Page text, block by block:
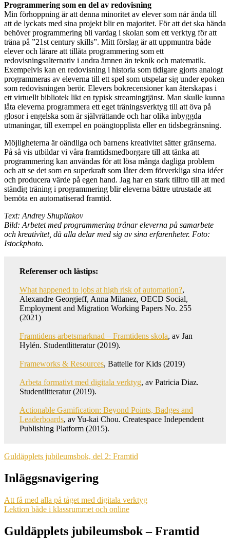
Programmering som en del av redovisning
Min förhoppning är att denna minoritet av elever som når ända till
att de lyckats med sina projekt blir en majoritet. För att det ska hända
behöver programmering bli vardag i skolan som ett verktyg för att
träna på ”21st century skills”. Mitt förslag är att uppmuntra både
elever och lärare att tillåta programmering som ett
redovisningsalternativ i andra ämnen än teknik och matematik.
Exempelvis kan en redovisning i historia som tidigare gjorts analogt
programmeras av eleverna till ett spel som utspelar sig under epoken
som redovisningen berör. Elevers bokrecensioner kan återskapas i
ett virtuellt bibliotek likt en typisk streamingtjänst. Man skulle kunna
låta eleverna programmera ett eget träningsverktyg till att öva på
glosor i engelska som är självrättande och har olika inbyggda
utmaningar, till exempel en poängtopplista eller en tidsbegränsning.
Möjligheterna är oändliga och barnens kreativitet sätter gränserna.
På så vis utbildar vi våra framtidsmedborgare till att tänka att
programmering kan användas för att lösa många dagliga problem
och att se det som en superkraft som låter dem förverkliga sina idéer
och producera värde på egen hand. Jag har en stark tilltro till att med
ständig träning i programmering blir eleverna bättre utrustade att
bemöta en automatiserad framtid.
Text: Andrey Shupliakov
Bild: Arbetet med programmering tränar eleverna på samarbete
och kreativitet, då alla delar med sig av sina erfarenheter. Foto:
Istockphoto.
Referenser och lästips:
What happened to jobs at high risk of automation?,
Alexandre Georgieff, Anna Milanez, OECD Social,
Employment and Migration Working Papers No. 255
(2021)
Framtidens arbetsmarknad – Framtidens skola, av Jan
Hylén. Studentlitteratur (2019).
Frameworks & Resources, Battelle for Kids (2019)
Arbeta formativt med digitala verktyg, av Patricia Diaz.
Studentlitteratur (2019).
Actionable Gamification: Beyond Points, Badges and
Leaderboards, av Yu-kai Chou. Createspace Independent
Publishing Platform (2015).
Guldäpplets jubileumsbok, del 2: Framtid
Inläggsnavigering
Att få med alla på tåget med digitala verktyg
Lektion både i klassrummet och online
Guldäpplets jubileumsbok – Framtid